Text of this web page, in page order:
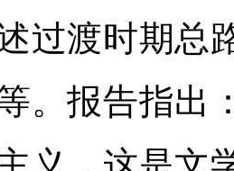
过渡时期总
。报告指出